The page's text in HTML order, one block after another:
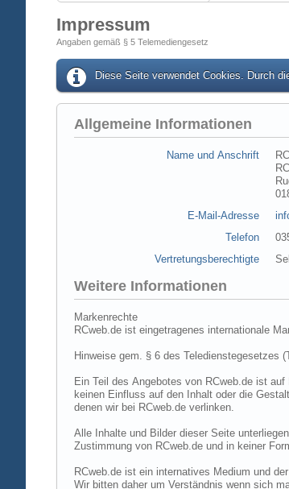
Impressum
Angaben gemäß § 5 Telemediengesetz
Diese Seite verwendet Cookies. Durch
Allgemeine Informationen
Name und Anschrift
E-Mail-Adresse
Telefon
Vertretungsberechtigte
Weitere Informationen
Markenrechte
RCweb.de ist eingetragenes internationale
Hinweise gem. § 6 des Teledienstegesetzes
Ein Teil des Angebotes von RCweb.de ist
keinen Einfluss auf den Inhalt oder die
denen wir bei RCweb.de verlinken.
Alle Inhalte und Bilder dieser Seite
Zustimmung von RCweb.de und in keiner
RCweb.de ist ein internatives Medium und
Wir bitten daher um Verständnis wenn sich